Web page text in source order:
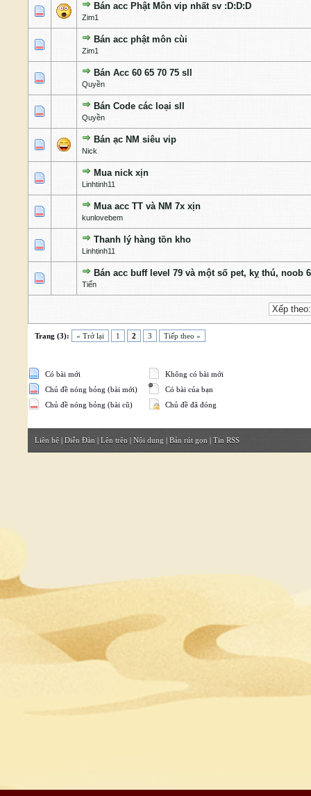
Bán acc Phật Môn vip nhất sv :D:D:D
Zim1
0 Bỏ phiếu - 0 của 5 cấp độ
1 2 345
Bán acc phật môn cùi
Zim1
0 Bỏ phiếu - 0 của 5 cấp độ
1 2345
Bán Acc 60 65 70 75 sll
Quyền
0 Bỏ phiếu - 0 của 5 cấp độ
12345
Bán Code các loại sll
Quyền
1 Bỏ phiếu - 5 của 5 cấp độ
12345
Bán ạc NM siêu vip
Nick
1 Bỏ phiếu - 5 của 5 cấp độ
123 45
Mua nick xịn
Linhtinh11
1 Bỏ phiếu - 5 của 5 cấp độ
12 345
Mua acc TT và NM 7x xịn
kunlovebem
1 Bỏ phiếu - 5 của 5 cấp độ
12 3 4 5
Thanh lý hàng tồn kho
Linhtinh11
1 Bỏ phiếu - 5 của 5 cấp độ
12 345
Bán acc buff level 79 và một số pet, kỵ thú, noob
Tiến
2 Bỏ phiếu - 3 của 5 cấp độ
1 2345
Trang (3): « Trở lại 1 2 3 Tiếp theo »
Có bài mới
Chủ đề nóng bỏng (bài mới)
Chủ đề nóng bỏng (bài cũ)
Không có bài mới
Có bài của bạn
Chủ đề đã đóng
Liên hệ | Diễn Đàn | Lên trên | Nội dung | Bản rút gọn | Tin RSS